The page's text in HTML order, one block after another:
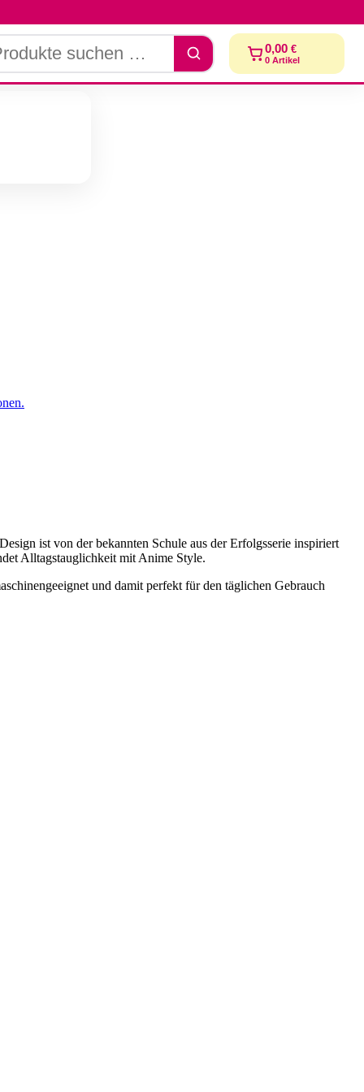
0,00 €
0Artikel
ist von der bekannten Schule aus der Erfolgsserie inspiriert
Alltagstauglichkeit mit Anime Style.
und damit perfekt für den täglichen Gebrauch